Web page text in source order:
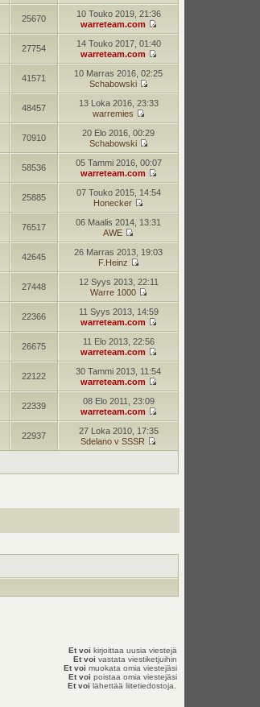
25670
10 Touko 2019, 21:36
warreteam.com
27754
14 Touko 2017, 01:40
warreteam.com
41571
10 Marras 2016, 02:25
Schabowski
48457
13 Loka 2016, 23:33
warremies
70910
20 Elo 2016, 00:29
Schabowski
58536
05 Tammi 2016, 00:07
warreteam.com
25885
07 Touko 2015, 14:54
Honecker
76517
06 Maalis 2014, 13:31
AWE
42645
26 Marras 2013, 19:03
F.Heinz
27448
12 Syys 2013, 22:11
Warre 1000
22366
11 Syys 2013, 14:59
warreteam.com
26675
11 Elo 2013, 22:56
warreteam.com
22122
30 Tammi 2013, 11:54
warreteam.com
22339
08 Elo 2011, 23:09
warreteam.com
22937
27 Loka 2010, 17:35
Sdelano v SSSR
Et voi kirjoittaa uusia viestejä
Et voi vastata viestiketjuihin
Et voi muokata omia viestejäsi
Et voi poistaa omia viestejäsi
Et voi lähettää liitetiedostoja.